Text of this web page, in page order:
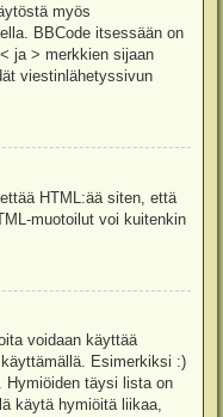
myös
BBCode itsessään on
ja > merkkien sijaan
viestinlähetyssivun
HTML:ää siten, että
muotoilut voi kuitenkin
voidaan käyttää
Esimerkiksi :)
Hymiöiden täysi lista on
käytä hymiöitä liikaa,